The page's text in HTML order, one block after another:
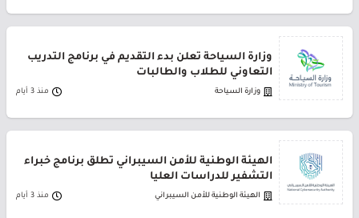
وزارة السياحة تعلن بدء التقديم في برنامج التدريب
التعاوني للطلاب والطالبات
وزارة السياحة منذ 3 أيام
الهيئة الوطنية للأمن السيبراني تطلق برنامج خبراء
التشفير للدراسات العليا
الهيئة الوطنية للأمن السيبراني منذ 3 أيام